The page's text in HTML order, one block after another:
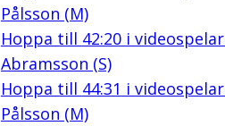
Pålsson (M)
Hoppa till 42:20i
Abramsson (S)
Hoppa till 44:31 i
Pålsson (M)